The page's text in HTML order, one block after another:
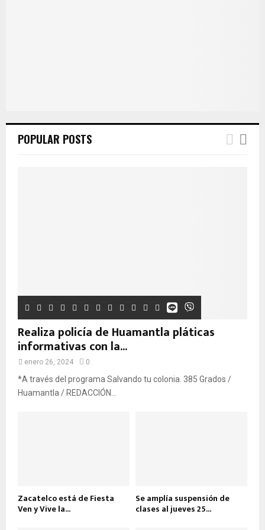
POPULAR POSTS
Realiza policía de Huamantla pláticas
informativas con la...
enero 26, 2024 0
*A través del programa Salvando tu colonia. 385 Grados /
Huamantla / REDACCIÓN...
Zacatelco está de Fiesta
Ven y Vive la...
Se amplía suspensión de
clases al jueves 25...